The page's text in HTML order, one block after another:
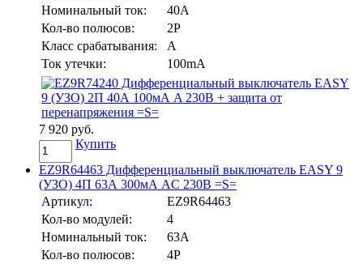
Номинальный ток:
40А
Кол-во полюсов:
2P
Класс срабатывания:
A
Ток утечки:
100mA
7 920 руб.
Купить
EZ9R64463 Дифференциальный выключатель EASY 9
(УЗО) 4П 63А 300мА AC 230В =S=
Артикул:
EZ9R64463
Кол-во модулей:
4
Номинальный ток:
63А
Кол-во полюсов:
4P